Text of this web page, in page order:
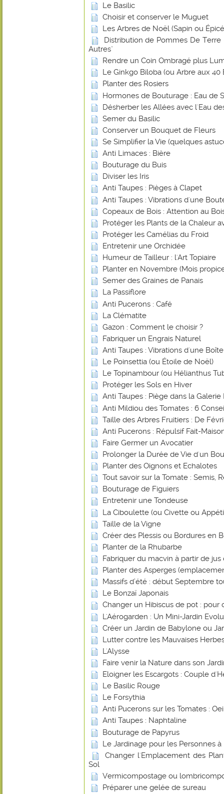
Le Basilic
Choisir et conserver le Muguet
Les Arbres de Noël (Sapin ou
Distribution de Pommes De
Autres"
Rendre un Coin Ombragé plus
Le Ginkgo Biloba (ou Arbre aux 40
Planter des Rosiers
Hormones de Bouturage : Eau de
Désherber les Allées avec l'Eau
Semer du Basilic
Conserver un Bouquet de Fleurs
Se Simplifier la Vie (quelques
Anti Limaces : Bière
Bouturage du Buis
Diviser les Iris
Anti Taupes : Pièges à Clapet
Anti Taupes : Vibrations d'une
Copeaux de Bois : Attention au
Protéger les Plants de la Chaleur
Protéger les Camélias du Froid
Entretenir une Orchidée
Humeur de Tailleur : l'Art Topiaire
Planter en Novembre (Mois
Semer des Graines de Panais
La Passiflore
Anti Pucerons : Café
La Clématite
Gazon : Comment le choisir ?
Fabriquer un Engrais Naturel
Anti Taupes : Vibrations d'une
Le Poinsettia (ou Étoile de Noël)
Le Topinambour (ou Hélianthus
Protéger les Sols en Hiver
Anti Taupes : Piège dans la Galerie
Anti Mildiou des Tomates : 6
Taille des Arbres Fruitiers : De
Anti Pucerons : Répulsif Fait-
Faire Germer un Avocatier
Prolonger la Durée de Vie d'un
Planter des Oignons et Echalotes
Tout savoir sur la Tomate : Semis,
Bouturage de Figuiers
Entretenir une Tondeuse
La Ciboulette (ou Civette ou
Taille de la Vigne
Créer des Plessis ou Bordures en
Planter de la Rhubarbe
Fabriquer du macvin à partir de jus
Planter des Asperges
Massifs d’été : début Septembre
Le Bonzaï Japonais
Changer un Hibiscus de pot : pour
L'Aérogarden : Un Mini-Jardin
Créer un Jardin de Babylone ou
Lutter contre les Mauvaises
L'Alysse
Faire venir la Nature dans son
Eloigner les Escargots : Couple
Le Basilic Rouge
Le Forsythia
Anti Pucerons sur les Tomates :
Anti Taupes : Naphtaline
Bouturage de Papyrus
Le Jardinage pour les Personnes
Changer l'Emplacement des
Sol
Vermicompostage ou
Préparer une gelée de sureau